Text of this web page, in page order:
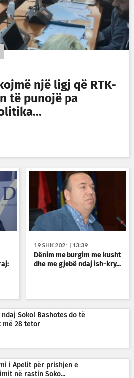
një ligj që RTK-
të punojë pa
19 SHK 2021 | 13:39
Dënim me burgim me kusht
dhe me gjobë ndaj ish-kry...
ndaj Sokol Bashotes do të
më 28 tetor
i Apelit për prishjen e
në rastin Soko...